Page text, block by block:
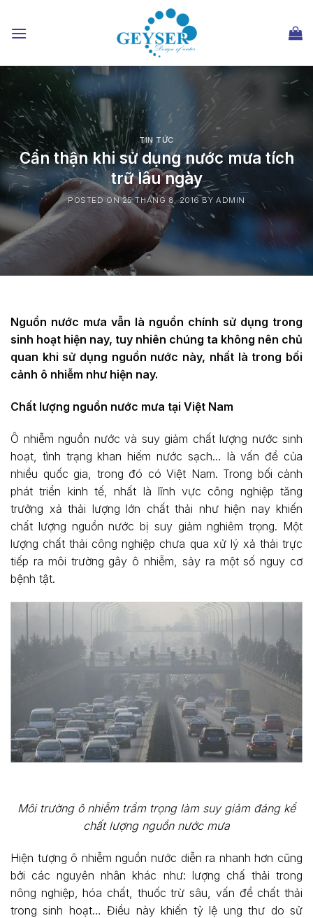
đến
nội
TIN TỨC
Cẩn thận khi sử dụng nước mưa tích
trữ lâu ngày
POSTED ON25 THÁNG 8, 2016 BY ADMIN
Nguồn nước mưa vẫn là nguồn chính sử dụng trong
sinh hoạt hiện nay, tuy nhiên chúng ta không nên chủ
quan khi sử dụng nguồn nước này, nhất là trong bối
cảnh ô nhiễm như hiện nay.
Chất lượng nguồn nước mưa tại Việt Nam
Ô nhiễm nguồn nước và suy giảm chất lượng nước sinh
hoạt, tình trạng khan hiếm nước sạch… là vấn đề của
nhiều quốc gia, trong đó có Việt Nam. Trong bối cảnh
phát triển kinh tế, nhất là lĩnh vực công nghiệp tăng
trưởng xả thải lượng lớn chất thải như hiện nay khiến
chất lượng nguồn nước bị suy giảm nghiêm trọng. Một
lượng chất thải công nghiệp chưa qua xử lý xả thải trực
tiếp ra môi trường gây ô nhiễm, sảy ra một số nguy cơ
bệnh tật.
Môi trường ô nhiễm trầm trọng làm suy giảm đáng kể
chất lượng nguồn nước mưa
Hiện tượng ô nhiễm nguồn nước diễn ra nhanh hơn cũng
bởi các nguyên nhân khác như: lượng chấ thải trong
nông nghiệp, hóa chất, thuốc trừ sâu, vấn đề chất thải
trong sinh hoạt… Điều này khiến tỷ lệ ung thư do sử